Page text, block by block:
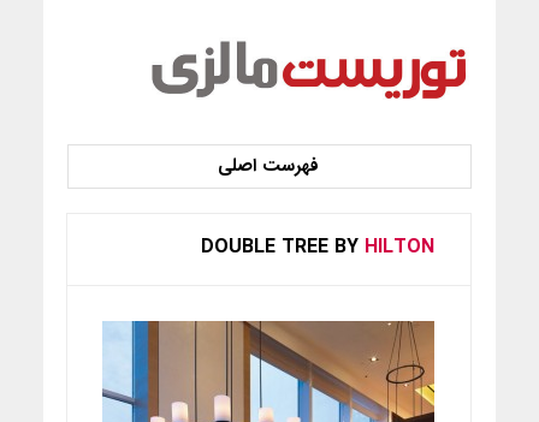
DOUBLE TREE BY HILTON